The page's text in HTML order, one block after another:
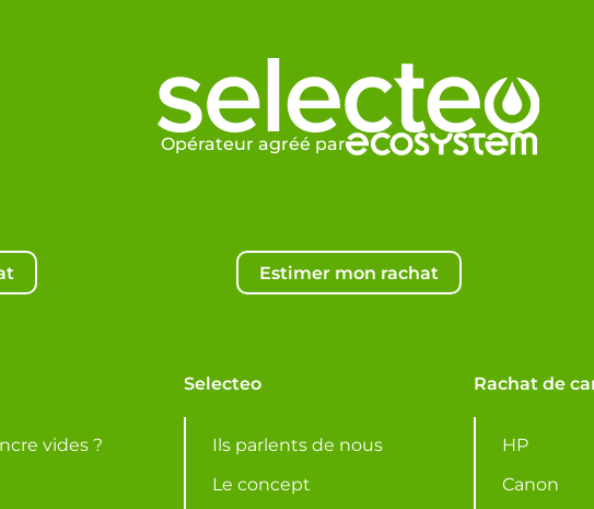
Opérateur agréé par
Estimer mon rachat
vides ?
Selecteo
Ils parlents de nous
Le concept
Rachat de
HP
Canon